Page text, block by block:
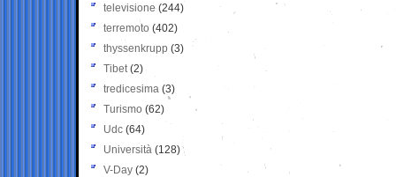
televisione(244)
terremoto (402)
thyssenkrupp (3)
Tibet(2)
tredicesima (3)
Turismo (62)
Udc (64)
Università (128)
V-Day (2)